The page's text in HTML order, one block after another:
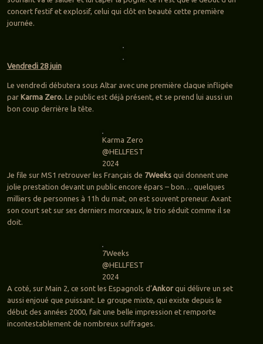
concert festif et explosif, celui qui clôt en beauté cette première
journée.
Vendredi 28 juin
Le vendredi débutera sous Altar avec une première claque infligée
parKarma Zero.Le public est déjà présent, et se prend lui aussi un
bon coup derrière la tête.
Karma Zero
@HELLFEST
2024
Je file sur MS1 retrouver les Français de 7Weeksqui donnent une
jolie prestation devant un public encore épars – bon… quelques
milliers de personnes à 11h du mat, on est souvent preneur. Axant
son court set sur ses derniers morceaux, le trio séduit comme il se
doit.
7Weeks
@HELLFEST
2024
A coté, sur Main 2, ce sont les Espagnols d’Ankorqui délivre un set
aussi enjoué que puissant. Le groupe mixte, qui existe depuis le
début des années 2000, fait une belle impression et remporte
incontestablement de nombreux suffrages.